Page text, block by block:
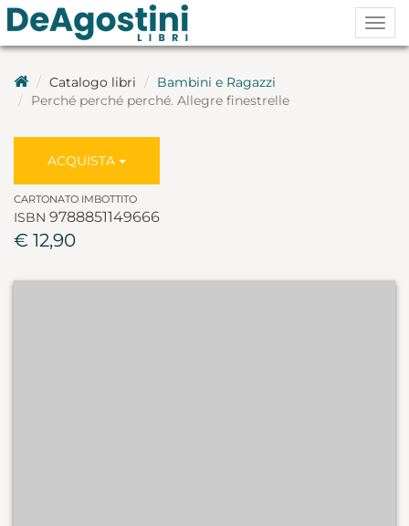
Catalogo libri
Bambini e Ragazzi
Perché perché perché. Allegre finestrelle
ACQUISTA
CARTONATO IMBOTTITO
ISBN 9788851149666
€ 12,90